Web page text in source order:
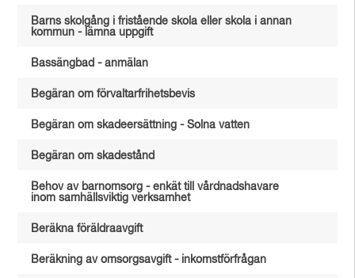
Barns skolgång i fristående skola eller skola i annan
kommun - lämna uppgift
Bassängbad - anmälan
Begäran om förvaltarfrihetsbevis
Begäran om skadeersättning - Solna vatten
Begäran om skadestånd
Behov av barnomsorg - enkät till vårdnadshavare
inom samhällsviktig verksamhet
Beräkna föräldraavgift
Beräkning av omsorgsavgift - inkomstförfrågan